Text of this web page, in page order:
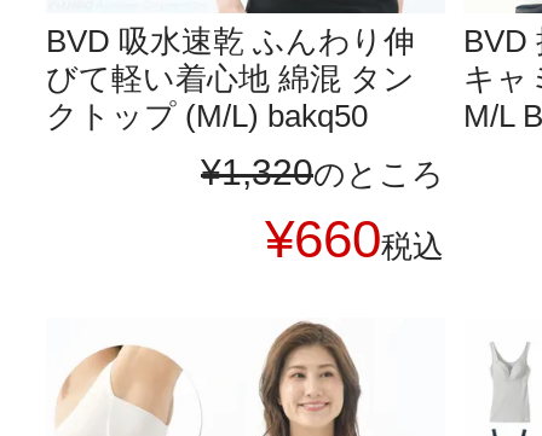
BVD 吸水速乾 ふんわり伸
びて軽い着心地 綿混 タン
クトップ (M/L) bakq50
¥1,320のところ
¥660税込
BVD
キャ
M/L